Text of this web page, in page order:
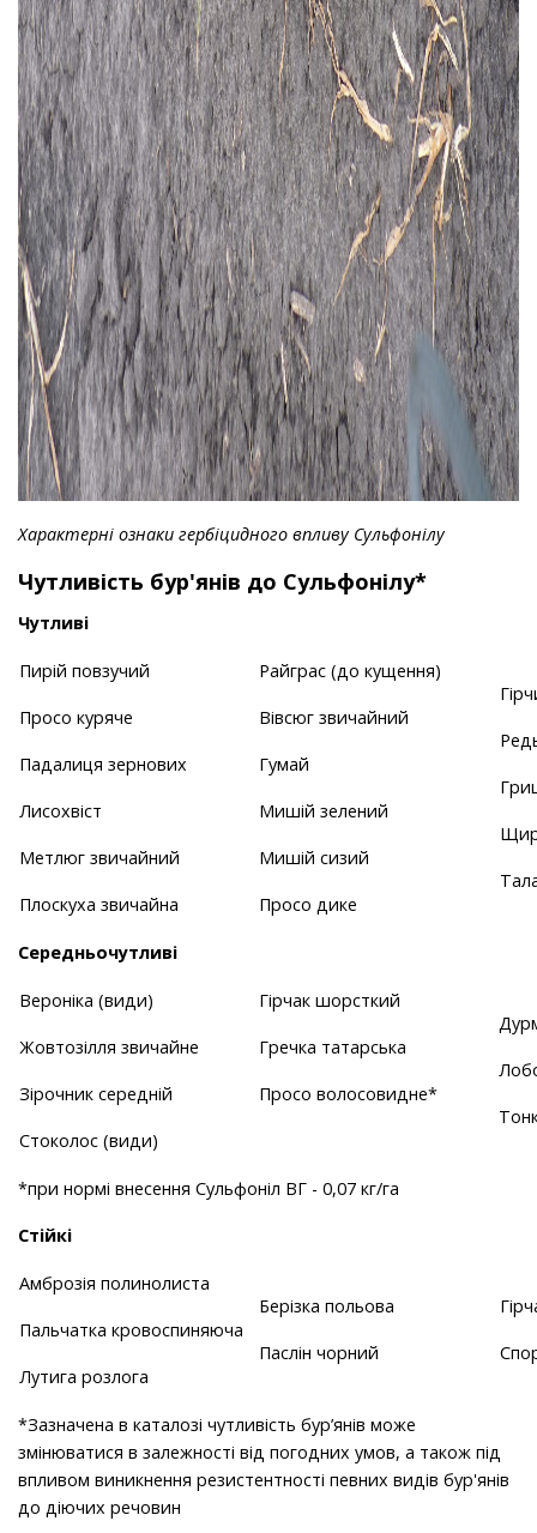
Характерні ознаки гербіцидного впливу Сульфонілу
Чутливість бур'янів до Сульфонілу*
Чутливі
Пирій повзучий
Просо куряче
Падалиця зернових
Лисохвіст
Метлюг звичайний
Плоскуха звичайна
Райграс (до кущення)
Вівсюг звичайний
Гумай
Мишій зелений
Мишій сизий
Просо дике
Середньочутливі
Вероніка (види)
Жовтозілля звичайне
Зірочник середній
Стоколос (види)
Гірчак шорсткий
Гречка татарська
Просо волосовидне*
*при нормі внесення Сульфоніл ВГ - 0,07 кг/га
Стійкі
Амброзія полинолиста
Пальчатка кровоспиняюча
Лутига розлога
Берізка польова
Паслін чорний
*Зазначена в каталозі чутливість бур’янів може
змінюватися в залежності від погодних умов, а також під
впливом виникнення резистентності певних видів бур'янів
до діючих речовин